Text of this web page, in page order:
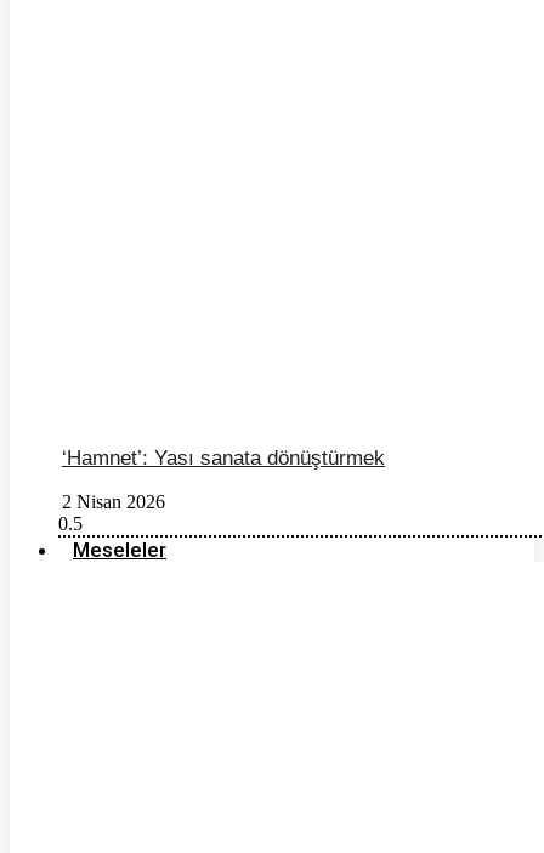
‘Hamnet’: Yası sanata dönüştürmek
2 Nisan 2026
Meseleler